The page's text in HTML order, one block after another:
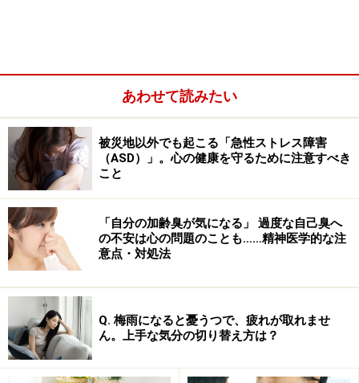
う、それをばねにして一生懸命がんばる場合などありま
すが、空想に浸る事も辛い現実から心を守る為の心の防
衛機制となります。
空想の世界に浸りすぎてしまう……すなわち、心を守る為
に空想を心の防衛機制として使い過ぎてしまうと、深刻
な問題が生じてきます。
>> 次ページで、空想に浸りすぎてしまう場合の問題を詳
しく述べます。>>
※記事内容は執筆時点のものです。最新の内容をご確認くださ
い。
※当サイトにおける医師・医療従事者等による情報の提供は、診
断・治療行為ではありません。診断・治療を必要とする方は、適
切な医療機関での受診をおすすめいたします。記事内容は執筆者
あわせて読みたい
被災地以外でも起こる「急性ストレス障害
（ASD）」。心の健康を守るために注意すべき
こと
「自分の加齢臭が気になる」 過度な自己臭へ
の不安は心の問題のことも……精神医学的な注
意点・対処法
Q. 梅雨になると憂うつで、疲れが取れませ
ん。上手な気分の切り替え方は？